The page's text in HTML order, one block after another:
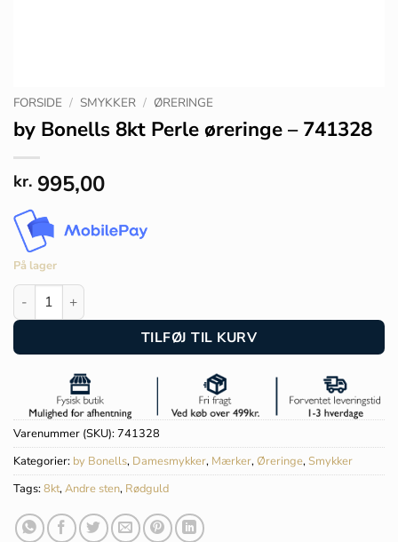
FORSIDE / SMYKKER / ØRERINGE
by Bonells 8kt Perle øreringe – 741328
kr. 995,00
På lager
by Bonells 8kt Perle øreringe - 741328 antal
TILFØJ TIL KURV
Varenummer (SKU):741328
Kategorier: by Bonells, Damesmykker, Mærker,Øreringe, Smykker
Tags:8kt,Andre sten, Rødguld